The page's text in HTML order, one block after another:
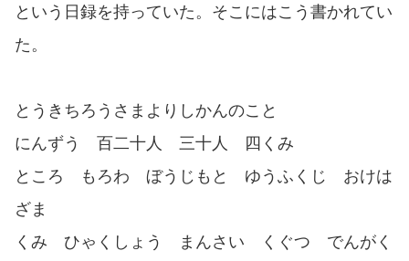
という日録を持っていた。そこにはこう書かれてい
た。
とうきちろうさまよりしかんのこと
にんずう 百二十人 三十人 四くみ
ところ もろわ ぼうじもと ゆうふくじ おけは
ざま
くみ ひゃくしょう まんさい くぐつ でんがく